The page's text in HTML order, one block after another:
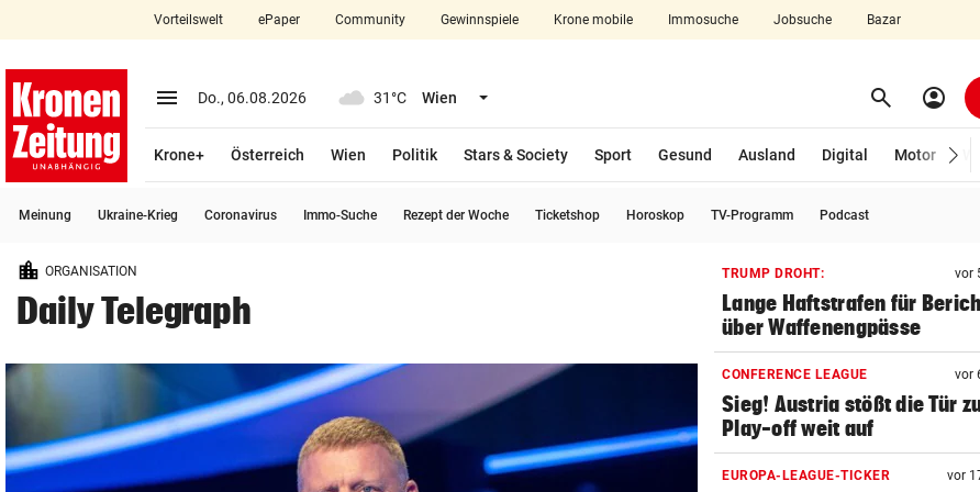
closeSchließen
account_circle Anmelden
arrow_right
bookmark Merkliste
search
Suchbegriff
eingeben
Vorteilswelt ePaper Community Gewinnspiele Krone mobile Immosuche Jobsuche Bazar
menu Menü aufklappen
Do., 06.08.2026 31°C Wien Menü aufklappen search Suchen
account_circle
Krone+ Österreich Wien Politik Stars & Society Sport Gesund Ausland Digital Motor
Meinung Ukraine-Krieg Coronavirus Immo-Suche Rezept der Woche Ticketshop Horoskop TV-Programm Podcast
ORGANISATION
Daily Telegraph
TRUMP DROHT: vor
Lange Haftstrafen für
über Waffenengpässe
CONFERENCE LEAGUE vor
Sieg! Austria stößt die Tür
Play-off weit auf
EUROPA-LEAGUE-TICKER vor